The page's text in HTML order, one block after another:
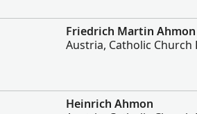
Friedrich Martin Ahmon
Austria, Catholic Church
Heinrich Ahmon